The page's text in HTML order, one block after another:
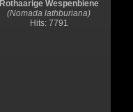
Rothaarige Wespenbiene
(Nomada lathburiana)
Hits: 7791